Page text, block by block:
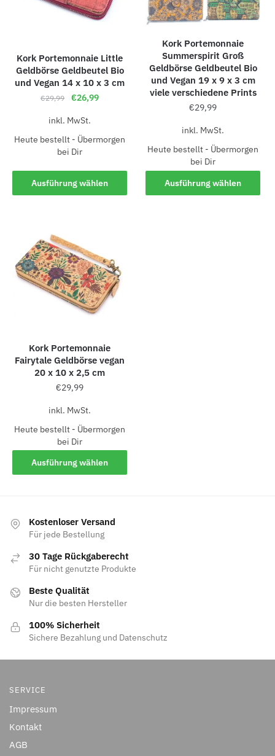
Kork Portemonnaie Little
Geldbörse Geldbeutel Bio
und Vegan 14 x 10 x 3 cm
€29,99 €26,99
inkl. MwSt.
Heute bestellt - Übermorgen
bei Dir
Ausführung wählen
Kork Portemonnaie
Summerspirit Groß
Geldbörse Geldbeutel Bio
und Vegan 19 x 9 x 3 cm
viele verschiedene Prints
€29,99
inkl. MwSt.
Heute bestellt - Übermorgen
bei Dir
Ausführung wählen
Kork Portemonnaie
Fairytale Geldbörse vegan
20 x 10 x 2,5 cm
€29,99
inkl. MwSt.
Heute bestellt - Übermorgen
bei Dir
Ausführung wählen
Kostenloser Versand
Für jede Bestellung
30 Tage Rückgaberecht
Für nicht genutzte Produkte
Beste Qualität
Nur die besten Hersteller
100% Sicherheit
Sichere Bezahlung und Datenschutz
SERVICE
Impressum
Kontakt
AGB